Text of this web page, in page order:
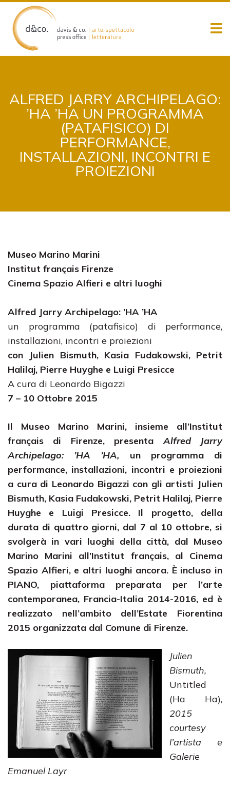
content
ALFRED JARRY ARCHIPELAGO:
’HA ’HA UN PROGRAMMA
(PATAFISICO) DI
PERFORMANCE,
INSTALLAZIONI, INCONTRI E
PROIEZIONI
Museo Marino Marini
Institut français Firenze
Cinema Spazio Alfieri e altri luoghi
Alfred Jarry Archipelago: ’HA ’HA
un programma (patafisico) di performance,
installazioni, incontri e proiezioni
con Julien Bismuth, Kasia Fudakowski, Petrit
Halilaj, Pierre Huyghe e Luigi Presicce
A cura di Leonardo Bigazzi
7 – 10 Ottobre 2015
Il Museo Marino Marini, insieme all’Institut
français di Firenze, presenta Alfred Jarry
Archipelago: ’HA ’HA, un programma di
performance, installazioni, incontri e proiezioni
a cura di Leonardo Bigazzi con gli artisti Julien
Bismuth, Kasia Fudakowski, Petrit Halilaj, Pierre
Huyghe e Luigi Presicce. Il progetto, della
durata di quattro giorni, dal 7 al 10 ottobre, si
svolgerà in vari luoghi della città, dal Museo
Marino Marini all’Institut français, al Cinema
Spazio Alfieri, e altri luoghi ancora. È incluso in
PIANO, piattaforma preparata per l’arte
contemporanea, Francia-Italia 2014-2016, ed è
realizzato nell’ambito dell’Estate Fiorentina
2015 organizzata dal Comune di Firenze.
Julien
Bismuth,
Untitled
(Ha Ha),
2015
courtesy
l’artista e
Galerie
Emanuel Layr